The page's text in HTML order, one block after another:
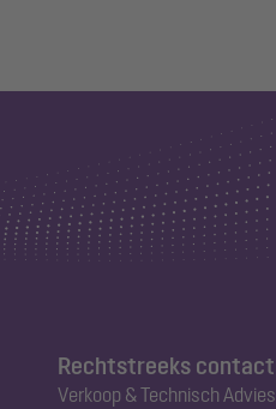
Rechtstreeks contact
Verkoop & Technisch Advies